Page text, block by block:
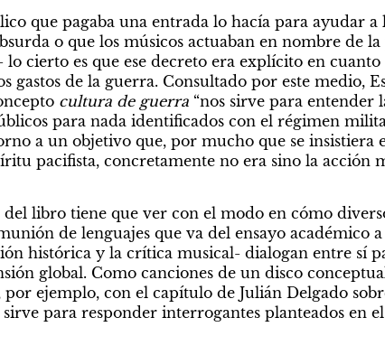
que pagaba una entrada lo hacía para ayudar a
o que los músicos actuaban en nombre de
cierto es que ese decreto era explícito en
gastos de la guerra. Consultado por este medio,
cultura de guerra “nos sirve para entender
para nada identificados con el régimen
a un objetivo que, por mucho que se insistiera
pacifista, concretamente no era sino la acción
libro tiene que ver con el modo en cómo
de lenguajes que va del ensayo académico
histórica y la crítica musical- dialogan entre sí
global. Como canciones de un disco
ejemplo, con el capítulo de Julián Delgado
para responder interrogantes planteados en